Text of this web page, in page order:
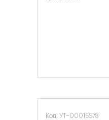
Код: УТ-00015578